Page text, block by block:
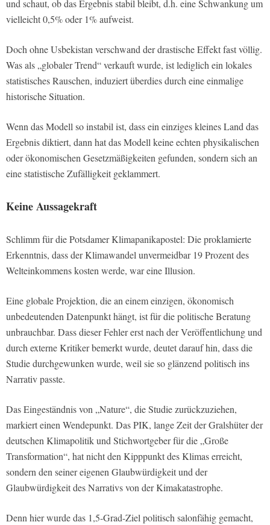
und schaut, ob das Ergebnis stabil bleibt, d.h. eine Schwankung um
vielleicht 0,5% oder 1% aufweist.
Doch ohne Usbekistan verschwand der drastische Effekt fast völlig.
Was als „globaler Trend“ verkauft wurde, ist lediglich ein lokales
statistisches Rauschen, induziert überdies durch eine einmalige
historische Situation.
Wenn das Modell so instabil ist, dass ein einziges kleines Land das
Ergebnis diktiert, dann hat das Modell keine echten physikalischen
oder ökonomischen Gesetzmäßigkeiten gefunden, sondern sich an
eine statistische Zufälligkeit geklammert.
Keine Aussagekraft
Schlimm für die Potsdamer Klimapanikapostel: Die proklamierte
Erkenntnis, dass der Klimawandel unvermeidbar 19 Prozent des
Welteinkommens kosten werde, war eine Illusion.
Eine globale Projektion, die an einem einzigen, ökonomisch
unbedeutenden Datenpunkt hängt, ist für die politische Beratung
unbrauchbar. Dass dieser Fehler erst nach der Veröffentlichung und
durch externe Kritiker bemerkt wurde, deutet darauf hin, dass die
Studie durchgewunken wurde, weil sie so glänzend politisch ins
Narrativ passte.
Das Eingeständnis von „Nature“, die Studie zurückzuziehen,
markiert einen Wendepunkt. Das PIK, lange Zeit der Gralshüter der
deutschen Klimapolitik und Stichwortgeber für die „Große
Transformation“, hat nicht den Kipppunkt des Klimas erreicht,
sondern den seiner eigenen Glaubwürdigkeit und der
Glaubwürdigkeit des Narrativs von der Kimakatastrophe.
Denn hier wurde das 1,5-Grad-Ziel politisch salonfähig gemacht,